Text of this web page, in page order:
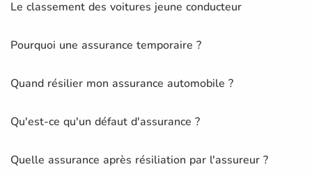
Le classement des voitures jeune conducteur
Pourquoi une assurance temporaire ?
Quand résilier mon assurance automobile ?
Qu'est-ce qu'un défaut d'assurance ?
Quelle assurance après résiliation par l'assureur ?